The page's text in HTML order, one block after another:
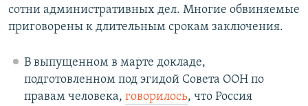
сотни административных дел. Многие обвиняемые
приговорены к длительным срокам заключения.
В выпущенном в марте докладе,
подготовленном под эгидой Совета ООН по
правам человека, говорилось, что Россия